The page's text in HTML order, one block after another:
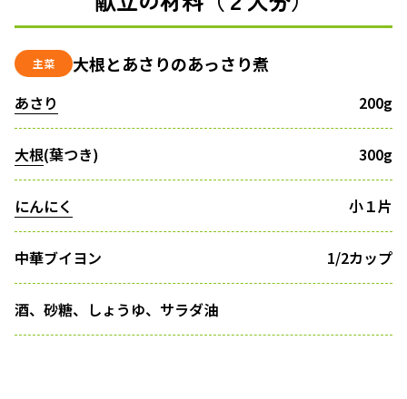
主菜 大根とあさりのあっさり煮
あさり 200g
大根(葉つき) 300g
にんにく 小１片
中華ブイヨン 1/2カップ
酒、砂糖、しょうゆ、サラダ油